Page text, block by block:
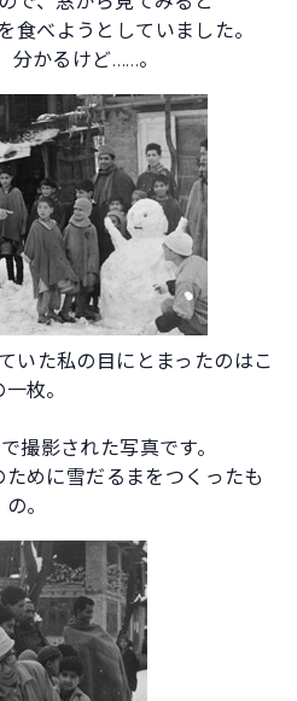
食べようとしていました。
分かるけど……。
いた私の目にとまったのはこ
一枚。
撮影された写真です。
めに雪だるまをつくったも
の。